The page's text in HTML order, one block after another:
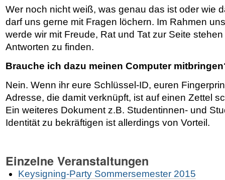
Wer noch nicht weiß, was genau das ist oder wie
darf uns gerne mit Fragen löchern. Im Rahmen
werde wir mit Freude, Rat und Tat zur Seite
Antworten zu finden.
Brauche ich dazu meinen Computer
Nein. Wenn ihr eure Schlüssel-ID, euren
Adresse, die damit verknüpft, ist auf einen Zettel
Ein weiteres Dokument z.B. Studentinnen- und
Identität zu bekräftigen ist allerdings von Vorteil.
Einzelne Veranstaltungen
Keysigning-Party Sommersemester 2015